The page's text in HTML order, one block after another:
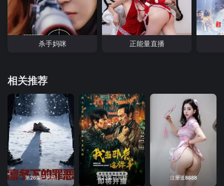
杀手妈咪 正能量直播
相关推荐
第26集已完结 第23集已完结 注册送8888